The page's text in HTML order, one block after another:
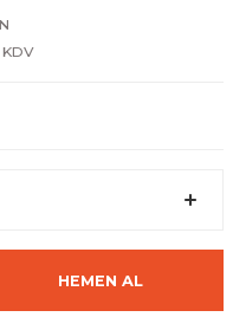
HEMEN AL